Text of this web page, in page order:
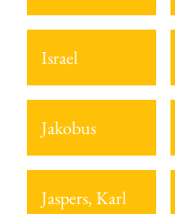
Israel
Jakobus
Jaspers, Karl